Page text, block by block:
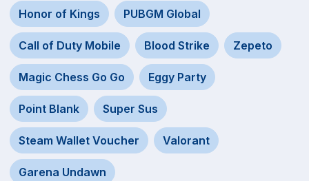
Honor of Kings PUBGM Global
Call of Duty Mobile Blood Strike Zepeto
Magic Chess Go Go Eggy Party
Point Blank Super Sus
Steam Wallet Voucher Valorant
Garena Undawn